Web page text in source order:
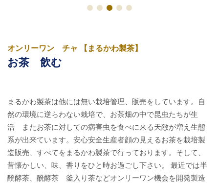
オンリーワン チャ 【まるかわ製茶】
お茶 飲む
まるかわ製茶は他には無い栽培管理、販売をしています。自
然の環境に逆らわない栽培で、お茶畑の中で昆虫たちが生
活 またお茶に対しての病害虫を食べに来る天敵が増え生態
系が出来ています。安心安全生産者顔の見えるお茶を栽培製
造販売、すべてをまるかわ製茶で行っております。そして、
昔懐かしい、味、香りをひと時お過ごし下さい。 最近では半
醗酵茶、醗酵茶 釜入り茶などオンリーワン機会を開発製造